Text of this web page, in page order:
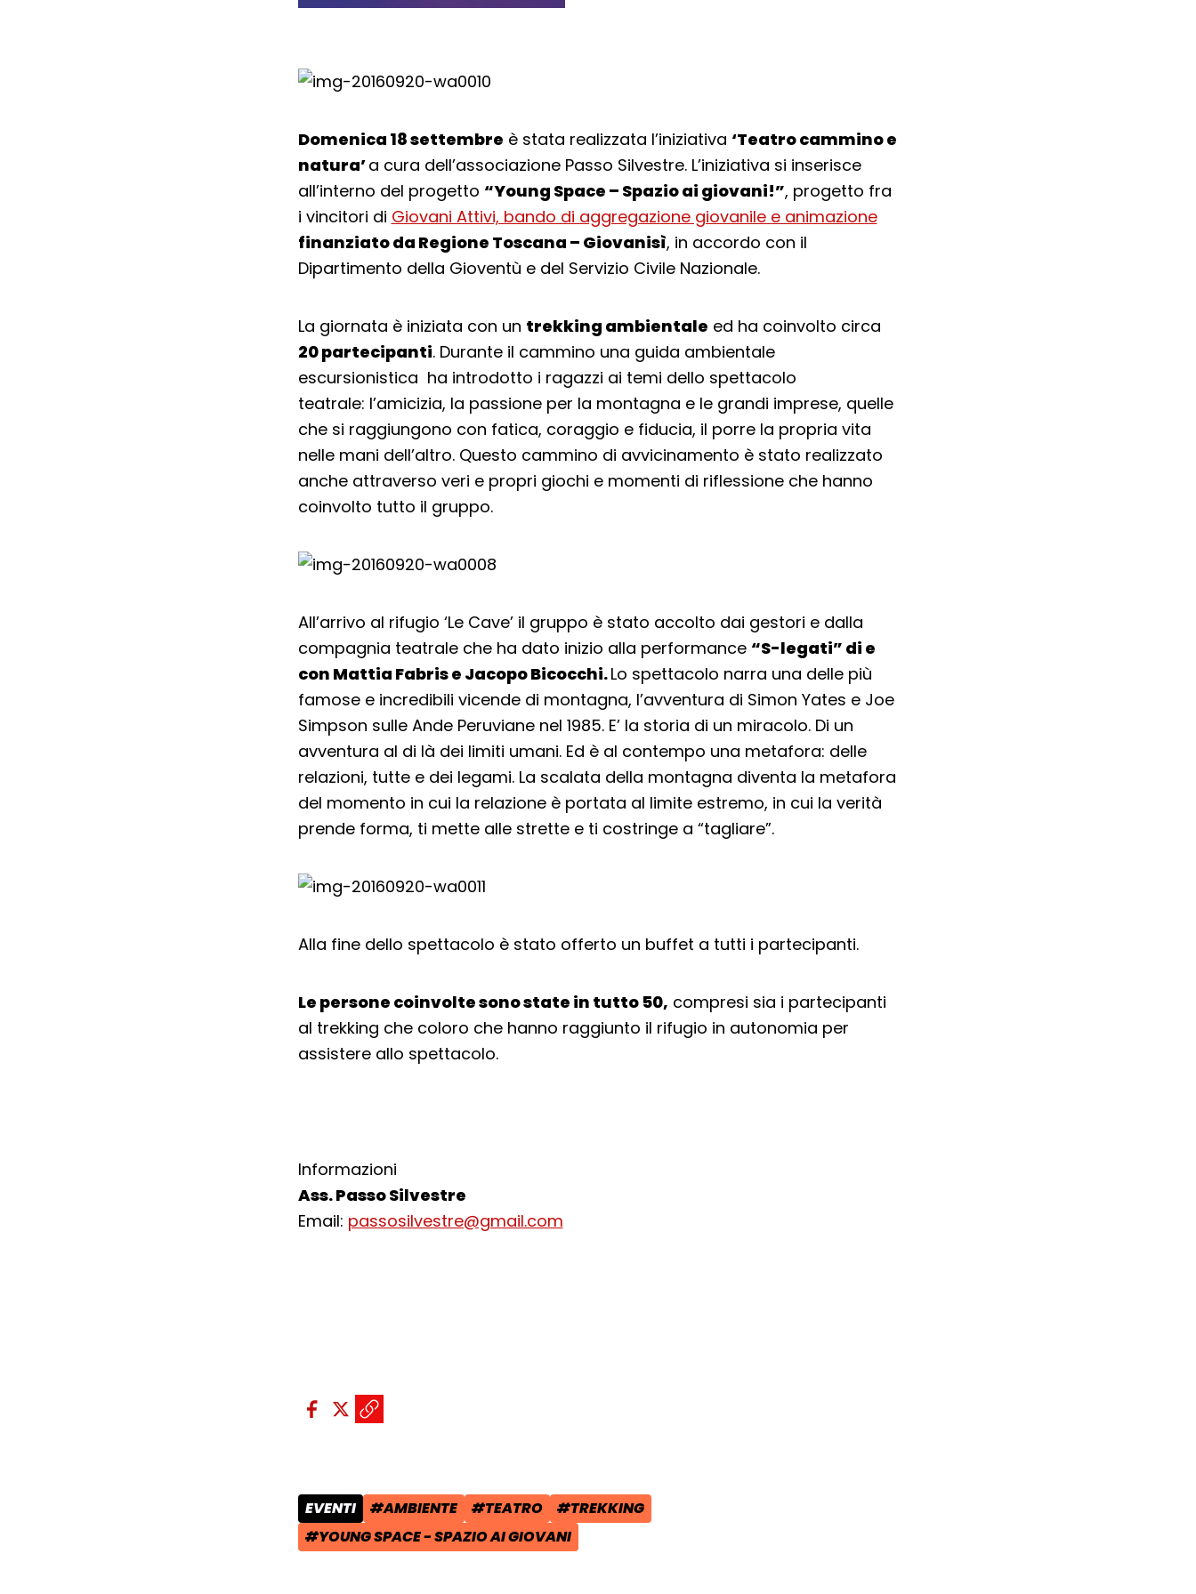
Domenica 18 settembre è stata realizzata l’iniziativa ‘Teatro cammino e
natura’a cura dell’associazione Passo Silvestre. L’iniziativa si inserisce
all’interno del progetto “Young Space – Spazio ai giovani!”, progetto fra
i vincitori di Giovani Attivi, bando di aggregazione giovanile e animazione
finanziato da Regione Toscana – Giovanisì, in accordo con il
Dipartimento della Gioventù e del Servizio Civile Nazionale.
La giornata è iniziata con un trekking ambientale ed ha coinvolto circa
20 partecipanti. Durante il cammino una guida ambientale
escursionistica ha introdotto i ragazzi ai temi dello spettacolo
teatrale: l’amicizia, la passione per la montagna e le grandi imprese, quelle
che si raggiungono con fatica, coraggio e fiducia, il porre la propria vita
nelle mani dell’altro. Questo cammino di avvicinamento è stato realizzato
anche attraverso veri e propri giochi e momenti di riflessione che hanno
coinvolto tutto il gruppo.
All’arrivo al rifugio ‘Le Cave’ il gruppo è stato accolto dai gestori e dalla
compagnia teatrale che ha dato inizio alla performance “S-legati” di e
con Mattia Fabris e Jacopo Bicocchi.Lo spettacolo narra una delle più
famose e incredibili vicende di montagna, l’avventura di Simon Yates e Joe
Simpson sulle Ande Peruviane nel 1985. E’ la storia di un miracolo. Di un
avventura al di là dei limiti umani. Ed è al contempo una metafora: delle
relazioni, tutte e dei legami. La scalata della montagna diventa la metafora
del momento in cui la relazione è portata al limite estremo, in cui la verità
prende forma, ti mette alle strette e ti costringe a “tagliare”.
Alla fine dello spettacolo è stato offerto un buffet a tutti i partecipanti.
Le persone coinvolte sono state in tutto 50, compresi sia i partecipanti
al trekking che coloro che hanno raggiunto il rifugio in autonomia per
assistere allo spettacolo.
Informazioni
Ass. Passo Silvestre
Email: passosilvestre@gmail.com
Condividi sui social:
Condividi su Facebook - apre una nuova finestra del browser
Condividi su X - apre una nuova finestra del browser
Copia il link e condividi - apre una nuova finestra del browser
CATEGORIA POST:
EVENTI TAG:
#AMBIENTE TAG:
#TEATRO TAG:
#TREKKING
TAG:
#YOUNG SPACE - SPAZIO AI GIOVANI